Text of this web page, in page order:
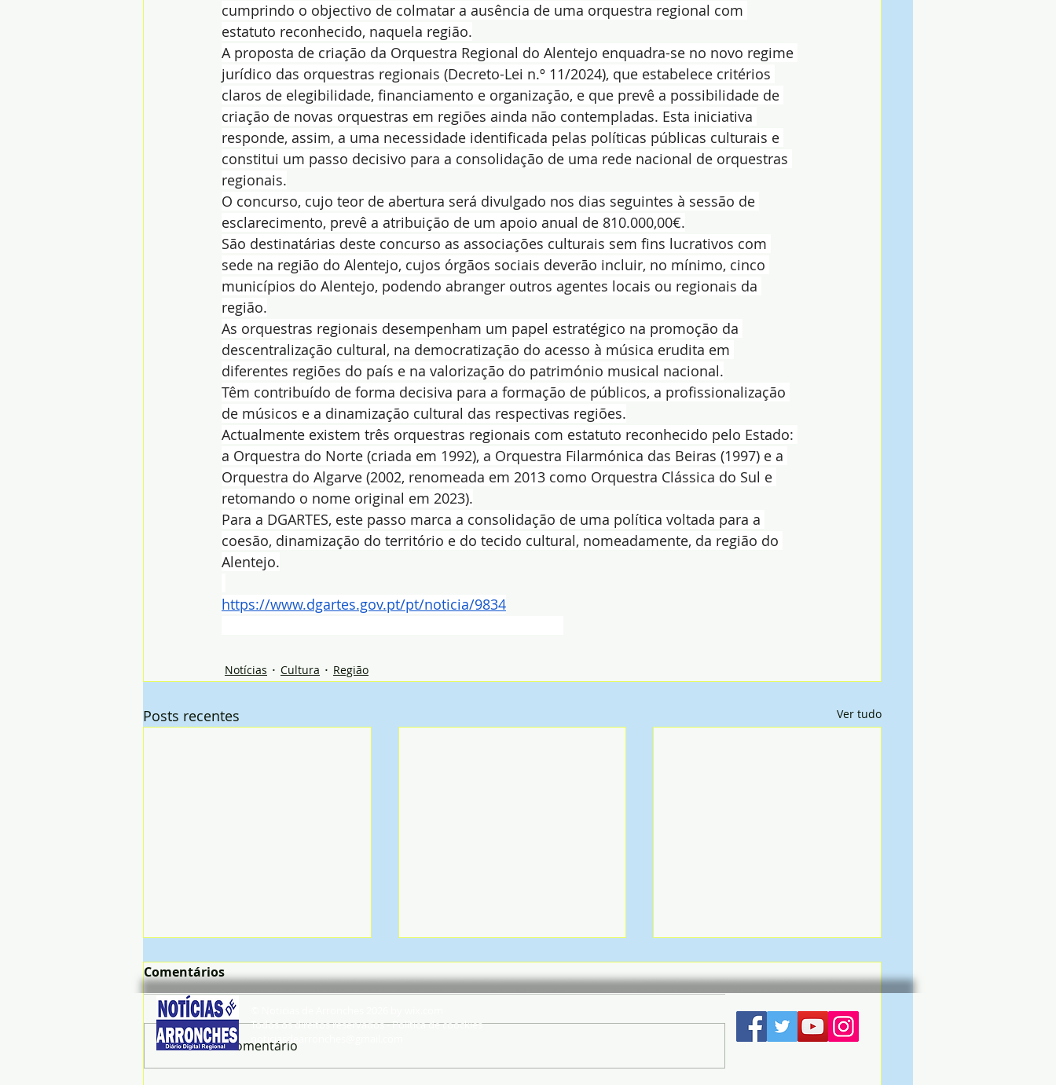
cumprindo o objectivo de colmatar a ausência de uma orquestra regional com
estatuto reconhecido, naquela região.
A proposta de criação da Orquestra Regional do Alentejo enquadra-se no novo regime
jurídico das orquestras regionais (Decreto-Lei n.º 11/2024), que estabelece critérios
claros de elegibilidade, financiamento e organização, e que prevê a possibilidade de
criação de novas orquestras em regiões ainda não contempladas. Esta iniciativa
responde, assim, a uma necessidade identificada pelas políticas públicas culturais e
constitui um passo decisivo para a consolidação de uma rede nacional de orquestras
regionais.
O concurso, cujo teor de abertura será divulgado nos dias seguintes à sessão de
esclarecimento, prevê a atribuição de um apoio anual de 810.000,00€.
São destinatárias deste concurso as associações culturais sem fins lucrativos com
sede na região do Alentejo, cujos órgãos sociais deverão incluir, no mínimo, cinco
municípios do Alentejo, podendo abranger outros agentes locais ou regionais da
região.
As orquestras regionais desempenham um papel estratégico na promoção da
descentralização cultural, na democratização do acesso à música erudita em
diferentes regiões do país e na valorização do património musical nacional.
Têm contribuído de forma decisiva para a formação de públicos, a profissionalização
de músicos e a dinamização cultural das respectivas regiões.
Actualmente existem três orquestras regionais com estatuto reconhecido pelo Estado:
a Orquestra do Norte (criada em 1992), a Orquestra Filarmónica das Beiras (1997) e a
Orquestra do Algarve (2002, renomeada em 2013 como Orquestra Clássica do Sul e
retomando o nome original em 2023).
Para a DGARTES, este passo marca a consolidação de uma política voltada para a
coesão, dinamização do território e do tecido cultural, nomeadamente, da região do
Alentejo.
https://www.dgartes.gov.pt/pt/noticia/9834
Notícias Cultura Região
Posts recentes Ver tudo
Comentários
Escreva um comentário
Todos os direitos reservados - Política de coockies
noticiasdearronches@gmail.com